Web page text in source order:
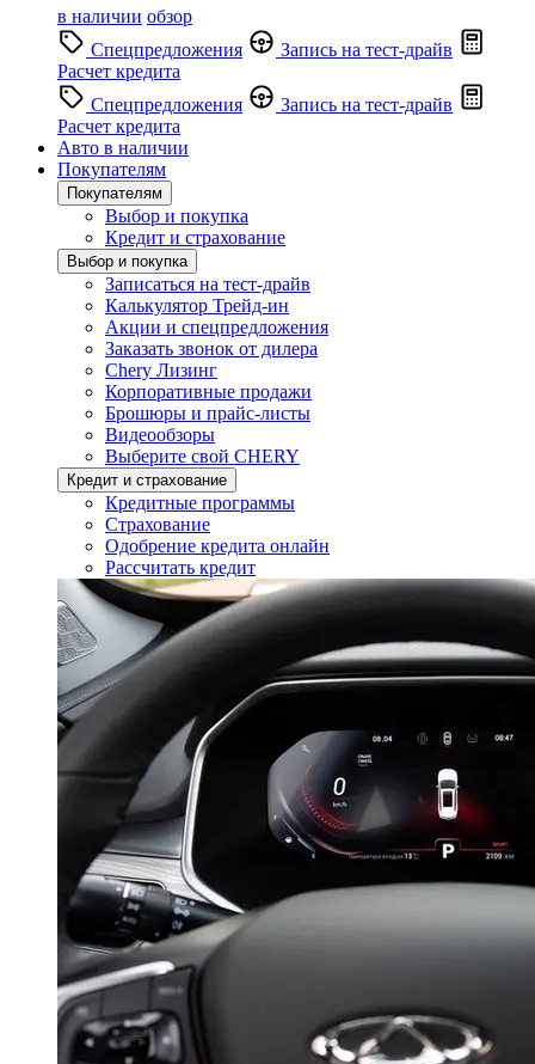
в наличии обзор
Спецпредложения
Запись на тест-драйв
Расчет кредита
Спецпредложения
Запись на тест-драйв
Расчет кредита
Авто в наличии
Покупателям
Покупателям
Выбор и покупка
Кредит и страхование
Выбор и покупка
Записаться на тест-драйв
Калькулятор Трейд-ин
Акции и спецпредложения
Заказать звонок от дилера
Chery Лизинг
Корпоративные продажи
Брошюры и прайс-листы
Видеообзоры
Выберите свой CHERY
Кредит и страхование
Кредитные программы
Страхование
Одобрение кредита онлайн
Рассчитать кредит